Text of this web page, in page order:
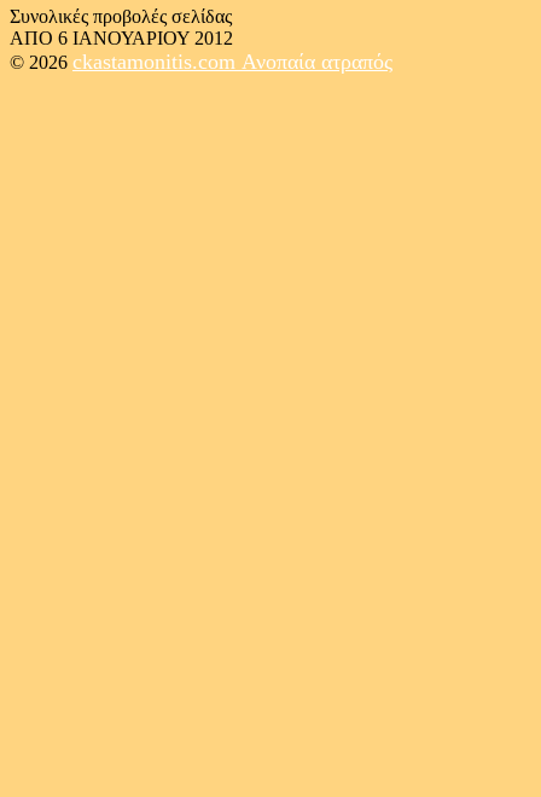
Συνολικές προβολές σελίδας
ΑΠΟ 6 ΙΑΝΟΥΑΡΙΟΥ 2012
© 2026 ckastamonitis.com Ανοπαία ατραπός